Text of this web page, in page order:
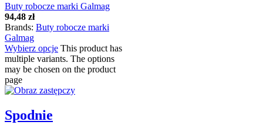
Buty robocze marki Galmag
94,48 zł
Brands: Buty robocze marki
Galmag
Wybierz opcje This product has
multiple variants. The options
may be chosen on the product
page
Spodnie